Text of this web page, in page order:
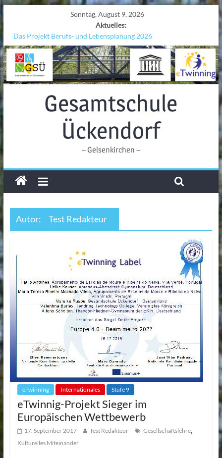
Sonntag, August 9, 2026
Aktuelles:
Das Projekt Berufs- und Lebensplanung 2026
UNESCO Stadtradeln „Grenzen überwinden“
KCC-Workshop
Sicherheit auf den Wellen: Lehrkräfte bilden sich in Alicante fort
Ferien!!!
Gesamtschule
Ückendorf
– Gelsenkirchen –
Autor: Test Redakteur
eTwinning Internationales Stufe 9
eTwinnig-Projekt Sieger im
Europäischen Wettbewerb
17. September 2017 Test Redakteur Gesellschaftslehre,
Kulturelles Miteinander